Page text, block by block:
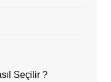
Seçilir ?